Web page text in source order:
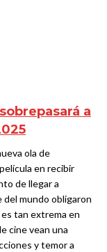
a
ola de
en recibir
de llegar a
mundo obligaron
tan extrema en
cine vean una
y temor a